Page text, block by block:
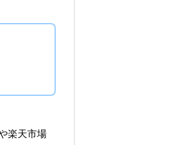
楽天市場